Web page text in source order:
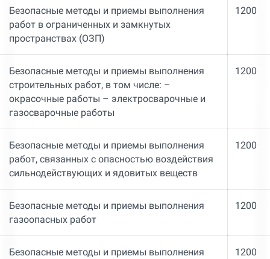
Безопасные методы и приемы выполнения
работ в ограниченных и замкнутых
пространствах (ОЗП)
1200
Безопасные методы и приемы выполнения
строительных работ, в том числе: –
окрасочные работы – электросварочные и
газосварочные работы
1200
Безопасные методы и приемы выполнения
работ, связанных с опасностью воздействия
сильнодействующих и ядовитых веществ
1200
Безопасные методы и приемы выполнения
газоопасных работ
1200
Безопасные методы и приемы выполнения
1200